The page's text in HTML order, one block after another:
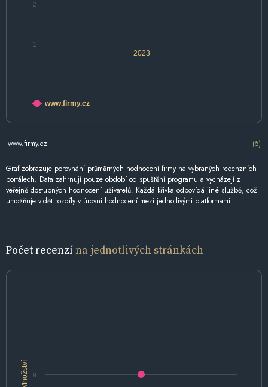
2023
1
2
www.firmy.cz
www.firmy.cz (5)
Graf zobrazuje porovnání průměrných hodnocení firmy na vybraných recenzních
portálech. Data zahrnují pouze období od spuštění programu a vycházejí z
veřejně dostupných hodnocení uživatelů. Každá křivka odpovídá jiné službě, což
umožňuje vidět rozdíly v úrovni hodnocení mezi jednotlivými platformami.
Počet recenzína jednotlivých stránkách
Množství 9